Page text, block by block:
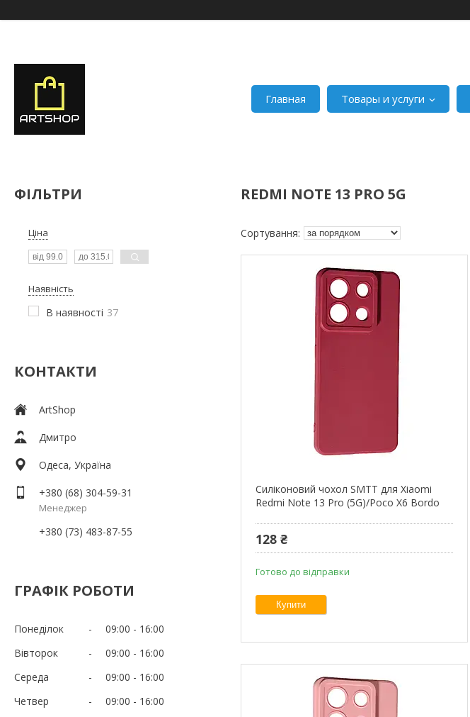
Главная Товары и услуги
ФІЛЬТРИ
Ціна
Наявність
В наявності 37
КОНТАКТИ
ArtShop
Дмитро
Одеса, Україна
+380 (68) 304-59-31
Менеджер
+380 (73) 483-87-55
ГРАФІК РОБОТИ
Понеділок 09:00
16:00
Вівторок
09:00
16:00
Середа
09:00
16:00
Четвер
09:00
16:00
REDMI NOTE 13 PRO 5G
Силіконовий чохол SMTT для Xiaomi
Redmi Note 13 Pro (5G)/Poco X6 Bordo
128 ₴
Готово до відправки
Купити